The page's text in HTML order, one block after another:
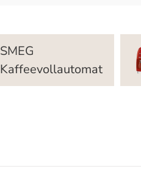
SMEG
Kaffeevollautomat